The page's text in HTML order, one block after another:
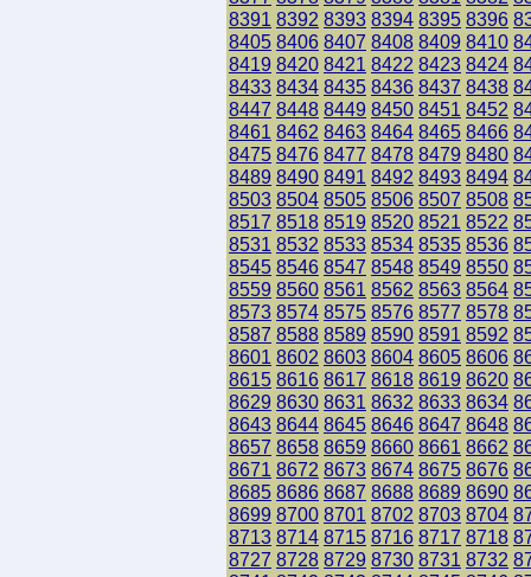
8391 8392 8393 8394 8395 8396
8405 8406 8407 8408 8409 8410
8419 8420 8421 8422 8423 8424
8433 8434 8435 8436 8437 8438
8447 8448 8449 8450 8451 8452
8461 8462 8463 8464 8465 8466
8475 8476 8477 8478 8479 8480
8489 8490 8491 8492 8493 8494
8503 8504 8505 8506 8507 8508
8517 8518 8519 8520 8521 8522
8531 8532 8533 8534 8535 8536
8545 8546 8547 8548 8549 8550
8559 8560 8561 8562 8563 8564
8573 8574 8575 8576 8577 8578
8587 8588 8589 8590 8591 8592
8601 8602 8603 8604 8605 8606
8615 8616 8617 8618 8619 8620
8629 8630 8631 8632 8633 8634
8643 8644 8645 8646 8647 8648
8657 8658 8659 8660 8661 8662
8671 8672 8673 8674 8675 8676
8685 8686 8687 8688 8689 8690
8699 8700 8701 8702 8703 8704
8713 8714 8715 8716 8717 8718
8727 8728 8729 8730 8731 8732